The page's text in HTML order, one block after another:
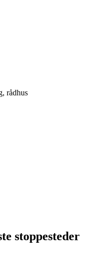
rådhus
stoppesteder